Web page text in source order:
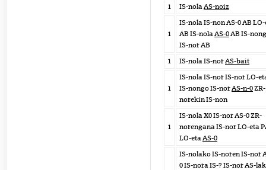
1
IS-nolaAS-noiz
1
IS-nola IS-non AS-0 AB
AB IS-nolaAS-0AB IS-
IS-nor AB
1
IS-nola IS-norAS-bait
1
IS-nola IS-nor IS-nor LO-
IS-nongo IS-norAS-n-0ZR-
norekin IS-non
1
IS-nola X0 IS-nor AS-0 ZR-
norengana IS-nor LO-eta
LO-etaAS-0
IS-nolako IS-noren IS-nor
0 IS-nora IS-? IS-nor AS-